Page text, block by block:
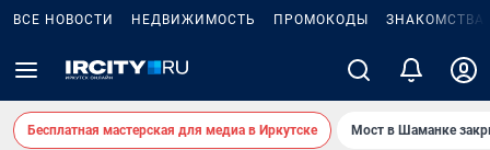
ВСЕ НОВОСТИ НЕДВИЖИМОСТЬ ПРОМОКОДЫ ЗНАКОМСТВА
Бесплатная мастерская для медиа в Иркутске Мост в Шаманке